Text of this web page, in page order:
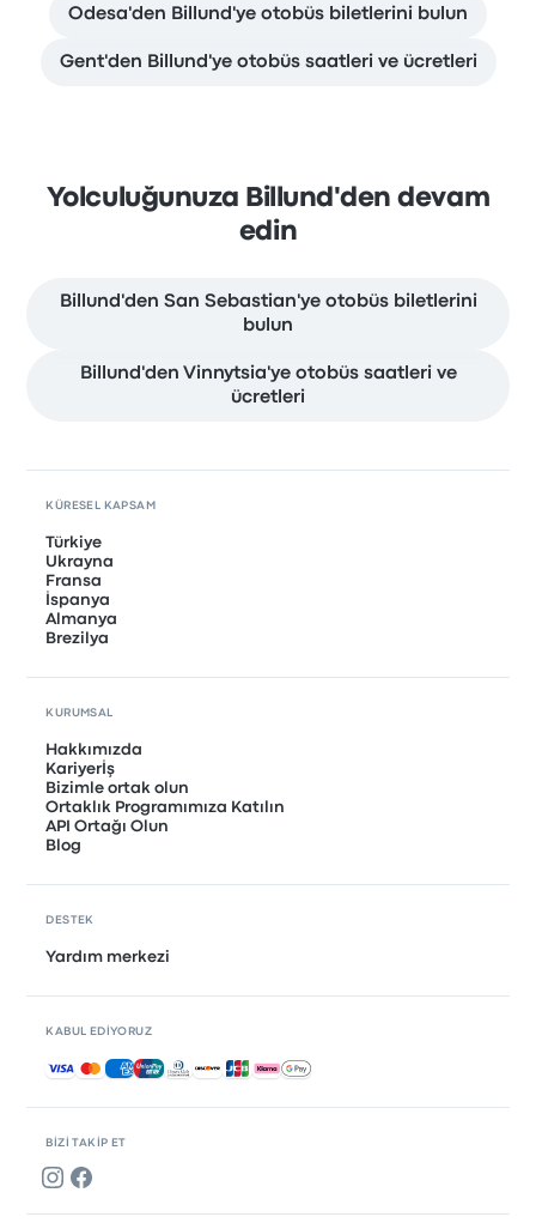
Odesa'den Billund'ye otobüs biletlerini bulun
Gent'den Billund'ye otobüs saatleri ve ücretleri
Yolculuğunuza Billund'den devam
edin
Billund'den San Sebastian'ye otobüs biletlerini
bulun
Billund'den Vinnytsia'ye otobüs saatleri ve
ücretleri
BIZI TAKIP ET
KÜRESEL KAPSAM
Türkiye
Ukrayna
Fransa
İspanya
Almanya
Brezilya
KURUMSAL
Hakkımızda
Kariyerİş
Bizimle ortak olun
Ortaklık Programımıza Katılın
API Ortağı Olun
Blog
DESTEK
Yardım merkezi
KABUL EDIYORUZ
Kabul edilen ödemeler